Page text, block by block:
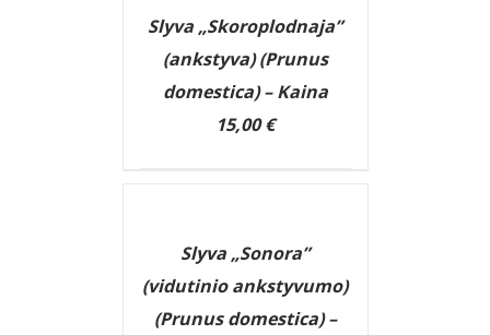
Slyva „Skoroplodnaja”
(ankstyva) (Prunus
domestica) – Kaina
15,00 €
Slyva „Sonora”
(vidutinio ankstyvumo)
(Prunus domestica) –